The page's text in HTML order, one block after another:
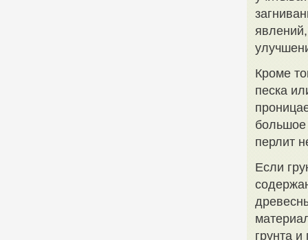
Кроме
песка
большое
перлит
Если
грунта